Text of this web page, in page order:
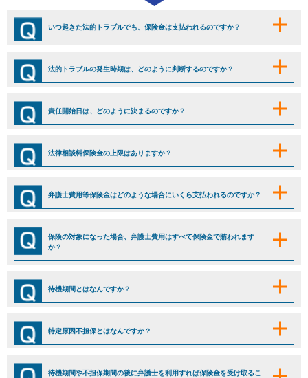
いつ起きた法的トラブルでも、保険金は支払われるのですか？
法的トラブルの発生時期は、どのように判断するのですか？
責任開始日は、どのように決まるのですか？
法律相談料保険金の上限はありますか？
弁護士費用等保険金はどのような場合にいくら支払われるのですか？
保険の対象になった場合、弁護士費用はすべて保険金で賄われます
か？
待機期間とはなんですか？
特定原因不担保とはなんですか？
待機期間や不担保期間の後に弁護士を利用すれば保険金を受け取るこ